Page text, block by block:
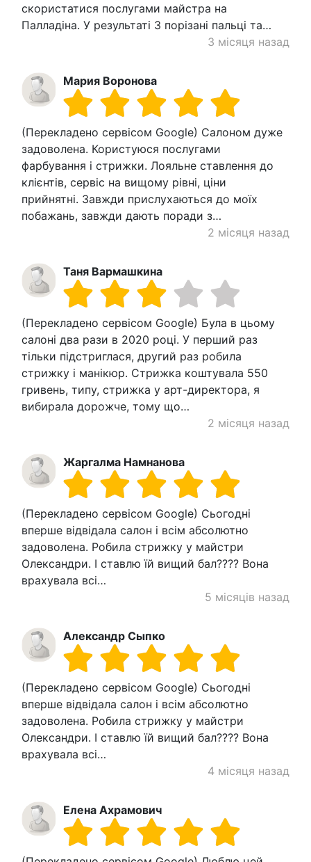
скористатися послугами майстра на
Палладіна. У результаті 3 порізані пальці та…
3 місяця назад
Мария Воронова
(Перекладено сервісом Google) Салоном дуже
задоволена. Користуюся послугами
фарбування і стрижки. Лояльне ставлення до
клієнтів, сервіс на вищому рівні, ціни
прийнятні. Завжди прислухаються до моїх
побажань, завжди дають поради з…
2 місяця назад
Таня Вармашкина
(Перекладено сервісом Google) Була в цьому
салоні два рази в 2020 році. У перший раз
тільки підстриглася, другий раз робила
стрижку і манікюр. Стрижка коштувала 550
гривень, типу, стрижка у арт-директора, я
вибирала дорожче, тому що…
2 місяця назад
Жаргалма Намнанова
(Перекладено сервісом Google) Сьогодні
вперше відвідала салон і всім абсолютно
задоволена. Робила стрижку у майстри
Олександри. І ставлю їй вищий бал???? Вона
врахувала всі…
5 місяців назад
Александр Сыпко
(Перекладено сервісом Google) Сьогодні
вперше відвідала салон і всім абсолютно
задоволена. Робила стрижку у майстри
Олександри. І ставлю їй вищий бал???? Вона
врахувала всі…
4 місяця назад
Елена Ахрамович